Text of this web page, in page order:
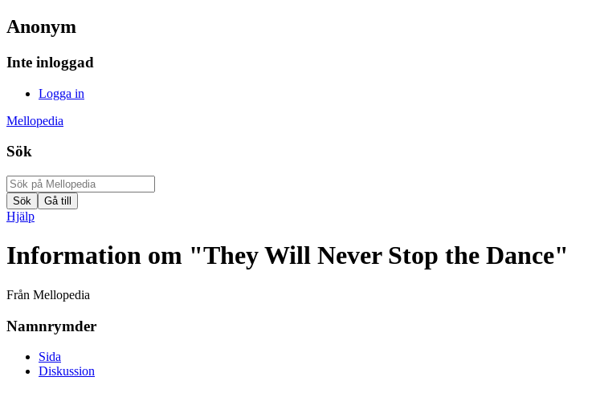
Anonym
Inte inloggad
Logga in
Mellopedia
Sök
Hjälp
Information om "They Will Never Stop the Dance"
Från Mellopedia
Namnrymder
Sida
Diskussion